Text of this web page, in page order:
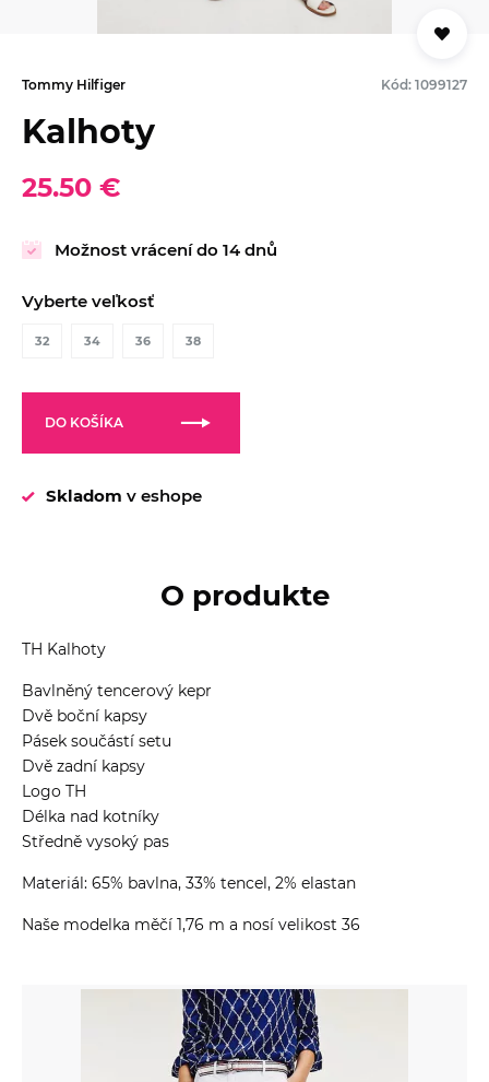
Tommy Hilfiger Kód: 1099127
Kalhoty
25.50 €
Možnost vrácení do 14 dnů
Vyberte veľkosť
32 34 36 38
DO KOŠÍKA
Skladom v eshope
O produkte
TH Kalhoty
Bavlněný tencerový kepr
Dvě boční kapsy
Pásek součástí setu
Dvě zadní kapsy
Logo TH
Délka nad kotníky
Středně vysoký pas
Materiál: 65% bavlna, 33% tencel, 2% elastan
Naše modelka měčí 1,76 m a nosí velikost 36